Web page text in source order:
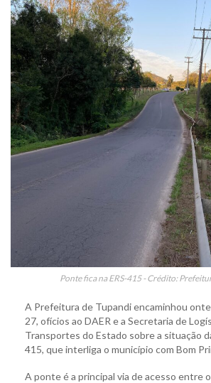
Ponte fica na ERS-415 - Crédito:
A Prefeitura de Tupandi encaminhou
27, ofícios ao DAER e a Secretaria de
Transportes do Estado sobre a situação
415, que interliga o município com Bom
A ponte é a principal via de acesso entre